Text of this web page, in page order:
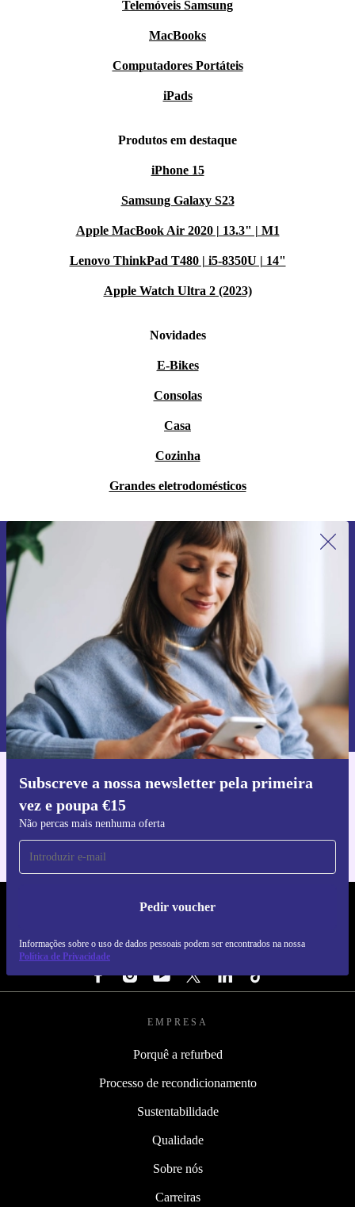
Telemóveis Samsung
MacBooks
Computadores Portáteis
iPads
Produtos em destaque
iPhone 15
Samsung Galaxy S23
Apple MacBook Air 2020 | 13.3" | M1
Lenovo ThinkPad T480 | i5-8350U | 14"
Apple Watch Ultra 2 (2023)
Novidades
E-Bikes
Consolas
Casa
Cozinha
Grandes eletrodomésticos
Subscreve a nossa newsletter pela primeira
vez e poupa €15
Não percas mais nenhuma oferta
Pedir voucher
Informações sobre o uso de dados pessoais podem ser encontrados na nossa
Política de Privacidade
Subscreve a nossa newsletter pela
primeira vez e poupa 15€!
Não percas mais nenhuma oferta.
Pedir voucher
Informações sobre o uso de dados pessoais podem ser encontrados na
nossa
Política de Privacidade.
Faz o download da app refurbed
Para iOS e Android
REFURBED PORTUGAL - RETHINK NEW.
SEGUE-NOS
EMPRESA
Porquê a refurbed
Processo de recondicionamento
Sustentabilidade
Qualidade
Sobre nós
Carreiras